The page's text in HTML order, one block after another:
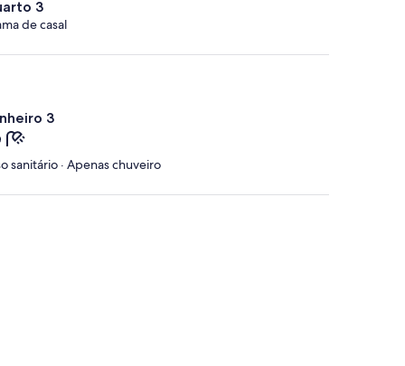
3
de casal
3
sanitário · Apenas chuveiro